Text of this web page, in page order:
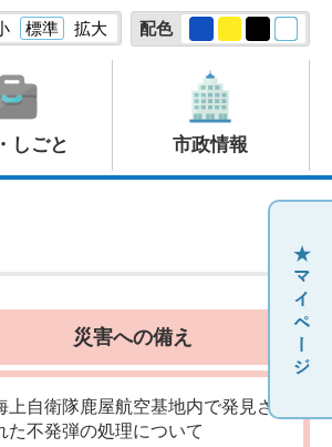
標準 拡大 配色
しごと 市政情報
災害への備え
上自衛隊鹿屋航空基地内で発見さ
た不発弾の処理について